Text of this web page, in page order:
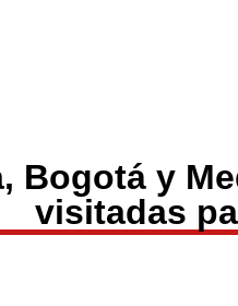
Bogotá y
visitadas